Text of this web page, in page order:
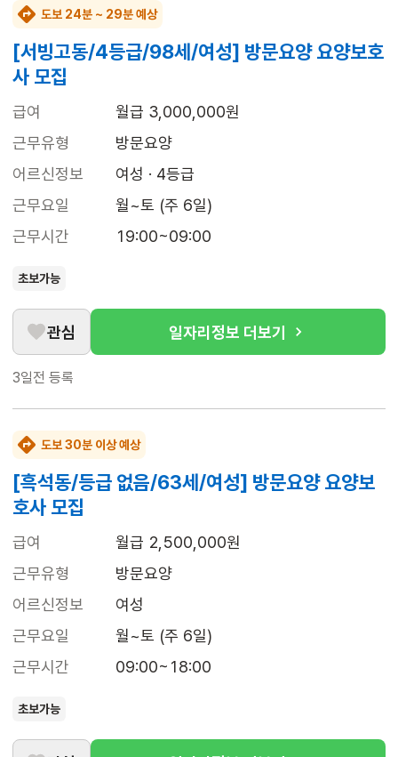
도보 24분 ~ 29분 예상
[서빙고동/4등급/98세/여성] 방문요양 요양보호
사 모집
급여
월급 3,000,000원
근무유형
방문요양
어르신정보
여성 · 4등급
근무요일
월~토 (주 6일)
근무시간
19:00~09:00
초보가능
관심 일자리정보 더보기
3일전 등록
도보 30분 이상 예상
[흑석동/등급 없음/63세/여성] 방문요양 요양보
호사 모집
급여
월급 2,500,000원
근무유형
방문요양
어르신정보
여성
근무요일
월~토 (주 6일)
근무시간
09:00~18:00
초보가능